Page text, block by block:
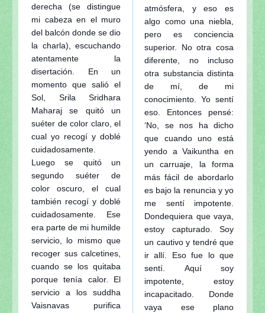
derecha (se distingue
mi cabeza en el muro
del balcón donde se dio
la charla), escuchando
atentamente la
disertación. En un
momento que salió el
Sol, Srila Sridhara
Maharaj se quitó un
suéter de color claro, el
cual yo recogí y doblé
cuidadosamente.
Luego se quitó un
segundo suéter de
color oscuro, el cual
también recogí y doblé
cuidadosamente. Ese
era parte de mi humilde
servicio, lo mismo que
recoger sus calcetines,
cuando se los quitaba
porque tenía calor. El
servicio a los suddha
Vaisnavas purifica
atmósfera, y eso es
algo como una niebla,
pero es conciencia
superior. No otra cosa
diferente, no incluso
otra substancia distinta
de mí, de mi
conocimiento. Yo sentí
eso. Entonces pensé:
‘No, se nos ha dicho
que cuando uno está
yendo a Vaikuntha en
un carruaje, la forma
más fácil de abordarlo
es bajo la renuncia y yo
me sentí impotente.
Dondequiera que vaya,
estoy capturado. Soy
un cautivo y tendré que
ir allí. Eso fue lo que
sentí. Aquí soy
impotente, estoy
incapacitado. Donde
vaya ese plano